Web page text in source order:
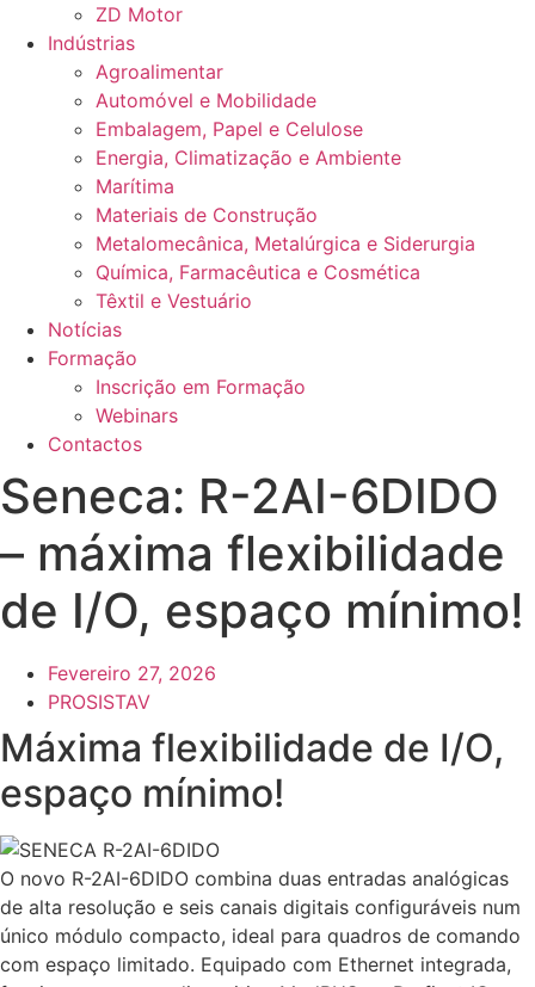
ZD Motor
Indústrias
Agroalimentar
Automóvel e Mobilidade
Embalagem, Papel e Celulose
Energia, Climatização e Ambiente
Marítima
Materiais de Construção
Metalomecânica, Metalúrgica e Siderurgia
Química, Farmacêutica e Cosmética
Têxtil e Vestuário
Notícias
Formação
Inscrição em Formação
Webinars
Contactos
Seneca: R-2AI-6DIDO
– máxima flexibilidade
de I/O, espaço mínimo!
Fevereiro 27, 2026
PROSISTAV
Máxima flexibilidade de I/O,
espaço mínimo!
O novo R-2AI-6DIDO combina duas entradas analógicas
de alta resolução e seis canais digitais configuráveis num
único módulo compacto, ideal para quadros de comando
com espaço limitado. Equipado com Ethernet integrada,